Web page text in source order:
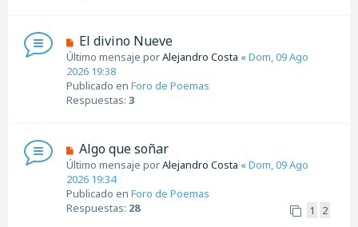
s
a
j
e
N
u
e
v
o
s
a
j
e
El divino Nueve
Último mensaje porAlejandro Costa «Dom, 09 Ago
2026 19:38
Publicado en Foro de Poemas
Respuestas: 3
N
u
e
v
o
Algo que soñar
Último mensaje porAlejandro Costa «Dom, 09 Ago
2026 19:34
Publicado en Foro de Poemas
Respuestas: 28 1 2